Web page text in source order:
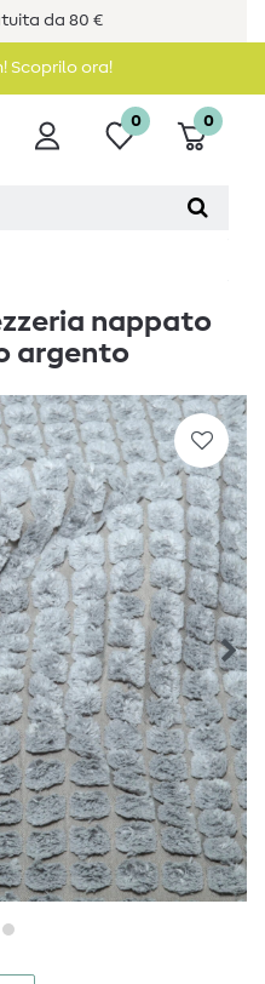
da 80 €
Scoprilo ora!
0 0
nappato
argento